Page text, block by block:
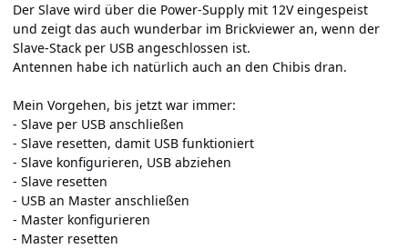
Der Slave wird über die Power-Supply mit 12V eingespeist
und zeigt das auch wunderbar im Brickviewer an, wenn der
Slave-Stack per USB angeschlossen ist.
Antennen habe ich natürlich auch an den Chibis dran.
Mein Vorgehen, bis jetzt war immer:
- Slave per USB anschließen
- Slave resetten, damit USB funktioniert
- Slave konfigurieren, USB abziehen
- Slave resetten
- USB an Master anschließen
- Master konfigurieren
- Master resetten